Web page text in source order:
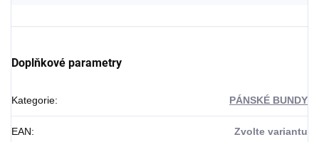
Doplňkové parametry
Kategorie: PÁNSKÉ BUNDY
EAN: Zvolte variantu